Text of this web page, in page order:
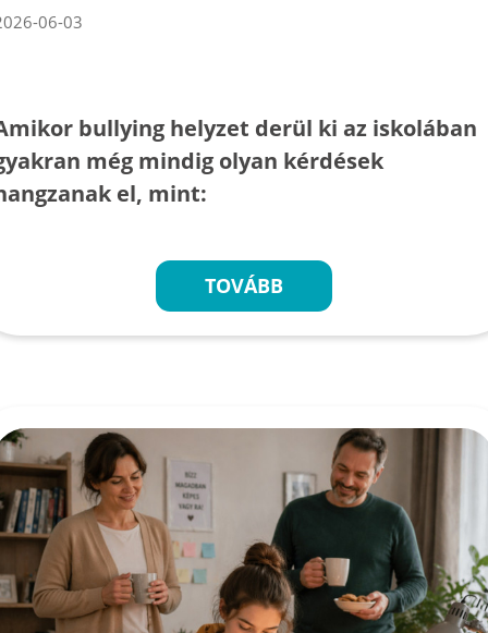
06-03
bullying helyzet derül ki az iskolában
még mindig olyan kérdések
el, mint:
TOVÁBB